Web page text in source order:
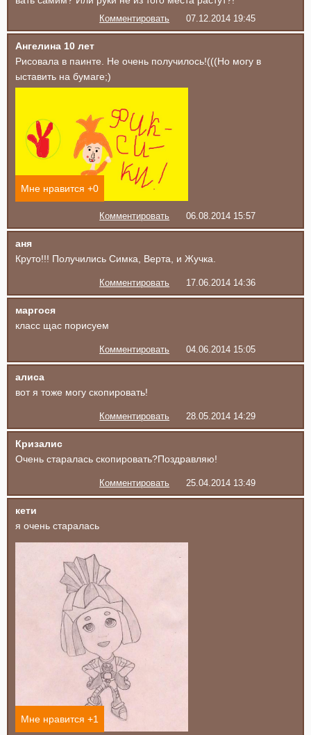
Комментировать 07.12.2014 19:45
Ангелина 10 лет
Рисовала в паинте. Не очень получилось!(((Но могу в
ыставить на бумаге;)
Мне нравится +0
Комментировать 06.08.2014 15:57
аня
Круто!!! Получились Симка, Верта, и Жучка.
Комментировать 17.06.2014 14:36
маргося
класс щас порисуем
Комментировать 04.06.2014 15:05
алиса
вот я тоже могу скопировать!
Комментировать 28.05.2014 14:29
Кризалис
Очень старалась скопировать?Поздравляю!
Комментировать 25.04.2014 13:49
кети
я очень старалась
Мне нравится +1